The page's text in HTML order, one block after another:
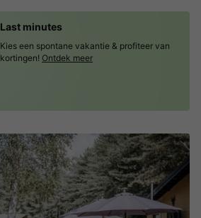
Last minutes
Kies een spontane vakantie & profiteer van
kortingen! Ontdek meer